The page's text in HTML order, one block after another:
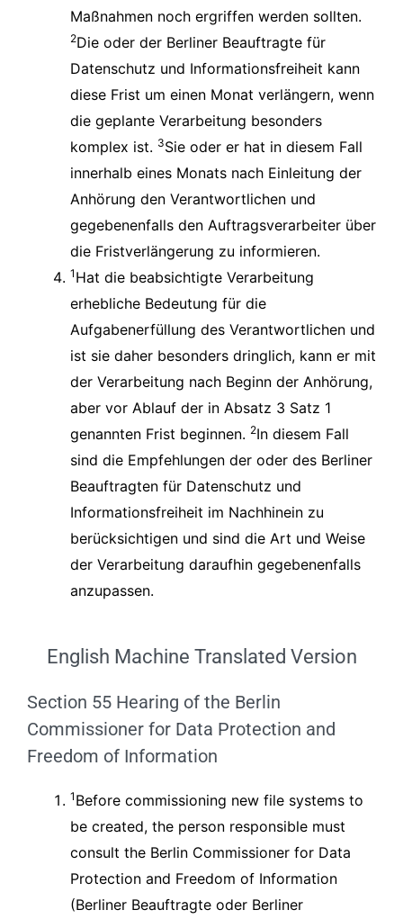
Maßnahmen noch ergriffen werden sollten.
2Die oder der Berliner Beauftragte für
Datenschutz und Informationsfreiheit kann
diese Frist um einen Monat verlängern, wenn
die geplante Verarbeitung besonders
komplex ist. 3Sie oder er hat in diesem Fall
innerhalb eines Monats nach Einleitung der
Anhörung den Verantwortlichen und
gegebenenfalls den Auftragsverarbeiter über
die Fristverlängerung zu informieren.
1 Hat die beabsichtigte Verarbeitung
erhebliche Bedeutung für die
Aufgabenerfüllung des Verantwortlichen und
ist sie daher besonders dringlich, kann er mit
der Verarbeitung nach Beginn der Anhörung,
aber vor Ablauf der in Absatz 3 Satz 1
genannten Frist beginnen. 2In diesem Fall
sind die Empfehlungen der oder des Berliner
Beauftragten für Datenschutz und
Informationsfreiheit im Nachhinein zu
berücksichtigen und sind die Art und Weise
der Verarbeitung daraufhin gegebenenfalls
anzupassen.
English Machine Translated Version
Section 55 Hearing of the Berlin
Commissioner for Data Protection and
Freedom of Information
1 Before commissioning new file systems to
be created, the person responsible must
consult the Berlin Commissioner for Data
Protection and Freedom of Information
(Berliner Beauftragte oder Berliner